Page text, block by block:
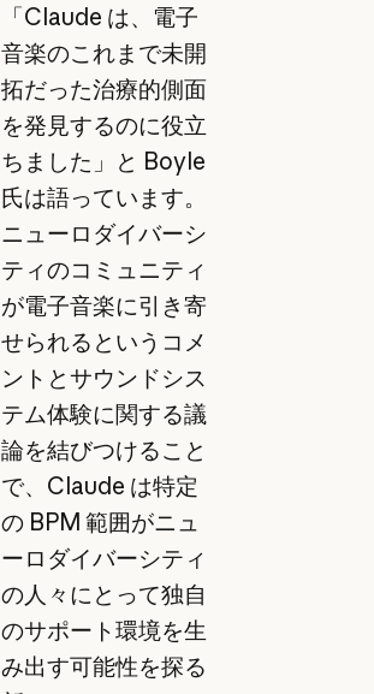
「Claude は、電子
音楽のこれまで未開
拓だった治療的側面
を発見するのに役立
ちました」と Boyle
氏は語っています。
ニューロダイバーシ
ティのコミュニティ
が電子音楽に引き寄
せられるというコメ
ントとサウンドシス
テム体験に関する議
論を結びつけること
で、Claude は特定
の BPM 範囲がニュ
ーロダイバーシティ
の人々にとって独自
のサポート環境を生
み出す可能性を探る